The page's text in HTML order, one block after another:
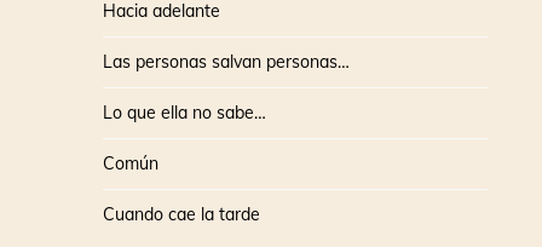
Hacia adelante
Las personas salvan personas…
Lo que ella no sabe…
Común
Cuando cae la tarde